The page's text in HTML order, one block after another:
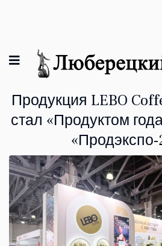
Продукция LEBO
стал «Продуктом
«Продэкспо-